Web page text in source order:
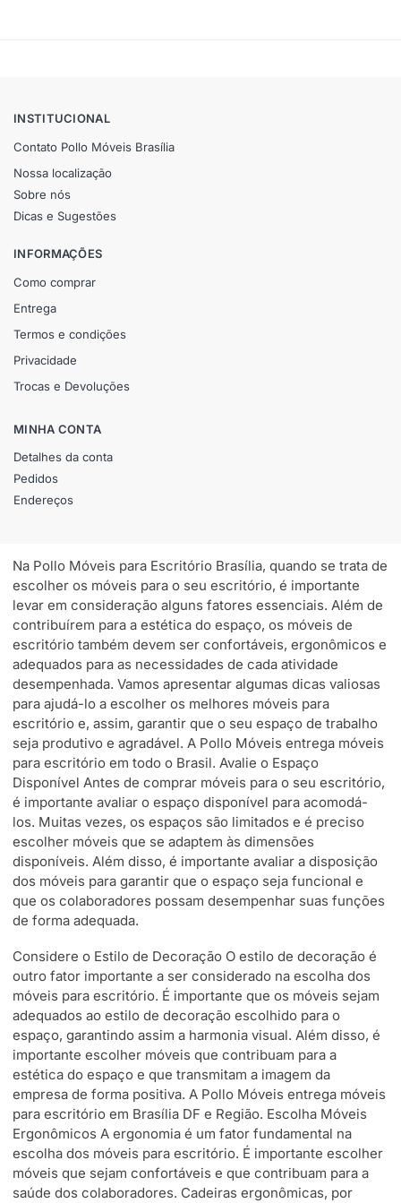
INSTITUCIONAL
Contato Pollo Móveis Brasília
Nossa localização
Sobre nós
Dicas e Sugestões
INFORMAÇÕES
Como comprar
Entrega
Termos e condições
Privacidade
Trocas e Devoluções
MINHA CONTA
Detalhes da conta
Pedidos
Endereços
Na Pollo Móveis para Escritório Brasília, quando se trata de
escolher os móveis para o seu escritório, é importante
levar em consideração alguns fatores essenciais. Além de
contribuírem para a estética do espaço, os móveis de
escritório também devem ser confortáveis, ergonômicos e
adequados para as necessidades de cada atividade
desempenhada. Vamos apresentar algumas dicas valiosas
para ajudá-lo a escolher os melhores móveis para
escritório e, assim, garantir que o seu espaço de trabalho
seja produtivo e agradável. A Pollo Móveis entrega móveis
para escritório em todo o Brasil. Avalie o Espaço
Disponível Antes de comprar móveis para o seu escritório,
é importante avaliar o espaço disponível para acomodá-
los. Muitas vezes, os espaços são limitados e é preciso
escolher móveis que se adaptem às dimensões
disponíveis. Além disso, é importante avaliar a disposição
dos móveis para garantir que o espaço seja funcional e
que os colaboradores possam desempenhar suas funções
de forma adequada.
Considere o Estilo de Decoração O estilo de decoração é
outro fator importante a ser considerado na escolha dos
móveis para escritório. É importante que os móveis sejam
adequados ao estilo de decoração escolhido para o
espaço, garantindo assim a harmonia visual. Além disso, é
importante escolher móveis que contribuam para a
estética do espaço e que transmitam a imagem da
empresa de forma positiva. A Pollo Móveis entrega móveis
para escritório em Brasília DF e Região. Escolha Móveis
Ergonômicos A ergonomia é um fator fundamental na
escolha dos móveis para escritório. É importante escolher
móveis que sejam confortáveis e que contribuam para a
saúde dos colaboradores. Cadeiras ergonômicas, por